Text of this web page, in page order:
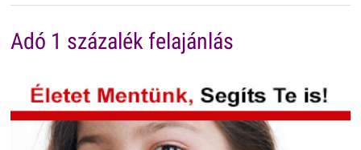
Adó 1 százalék felajánlás